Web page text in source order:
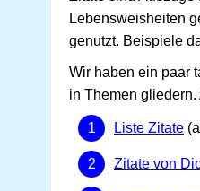
Lebensweisheiten
genutzt. Beispiele
Wir haben ein paar
in Themen
Liste Zitate
Zitate von